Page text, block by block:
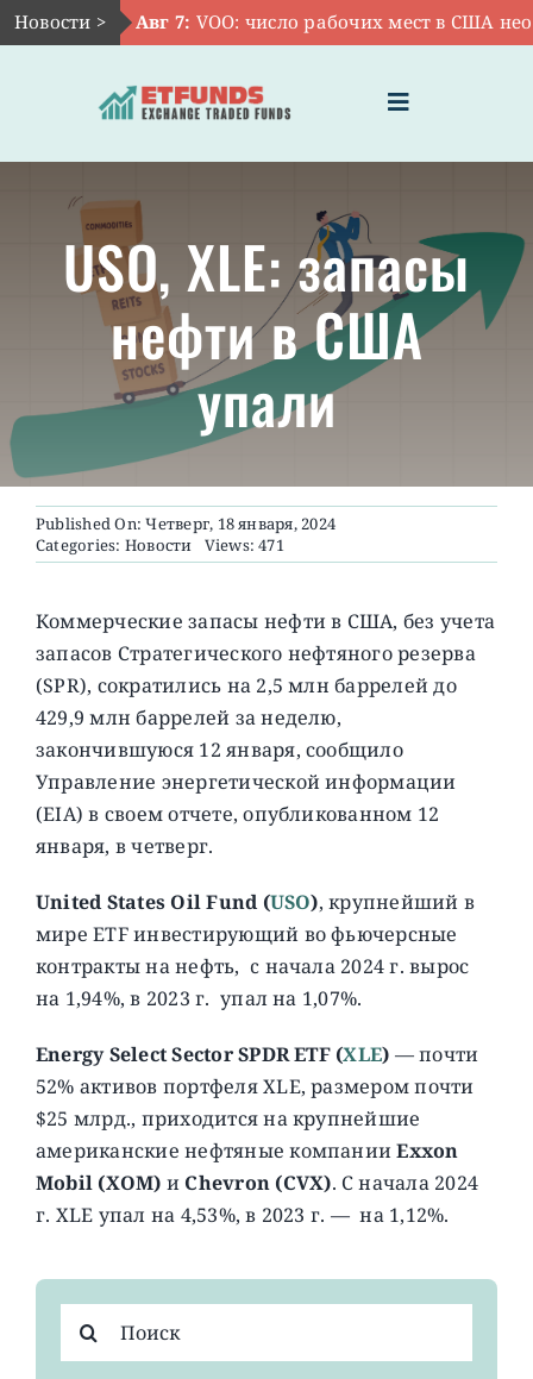
Skip
to
Новости > Авг 7: VOO: число рабочих мест в США
Toggle
Navigation
ГЛАВНАЯ
ЧТО ТАКОЕ ETF
ИНВЕСТИЦИИ В ETF
ТЕМАТИЧЕСКИЕ ETF
АКТУАЛЬНЫЕ
USO, XLE: запасы
нефти в США
упали
Published On: Четверг, 18 января, 2024
Categories: Новости Views: 471
Коммерческие запасы нефти в США, без учета
запасов Стратегического нефтяного резерва
(SPR), сократились на 2,5 млн баррелей до
429,9 млн баррелей за неделю,
закончившуюся 12 января, сообщило
Управление энергетической информации
(EIA) в своем отчете, опубликованном 12
января, в четверг.
United States Oil Fund (USO), крупнейший в
мире ETF инвестирующий во фьючерсные
контракты на нефть, c начала 2024 г. вырос
на 1,94%, в 2023 г. упал на 1,07%.
Energy Select Sector SPDR ETF (XLE) — почти
52% активов портфеля XLE, размером почти
$25 млрд., приходится на крупнейшие
американские нефтяные компанииExxon
Mobil (XOM) и Chevron (CVX). С начала 2024
г. XLE упал на 4,53%, в 2023 г. — на 1,12%.
поиска: